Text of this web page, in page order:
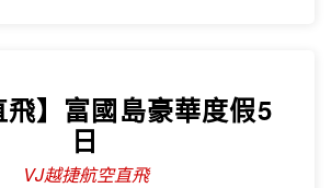
飛】富國島豪華度假5
日
VJ越捷航空直飛